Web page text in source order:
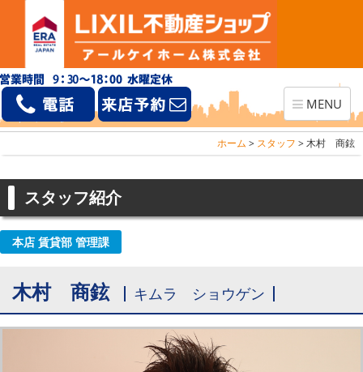
Toggle
navigation
MENU
ホーム > スタッフ >木村 商鉉
スタッフ紹介
本店 賃貸部 管理課
木村 商鉉 キムラ ショウゲン